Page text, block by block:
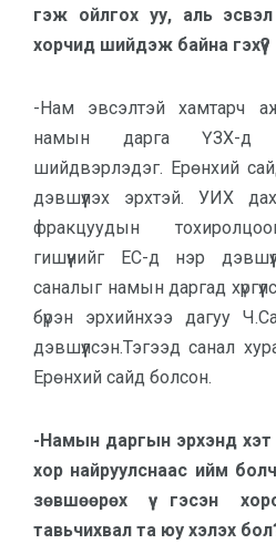
гэж ойлгох уу, аль
хорчид шийдэж байна гэхүү?
-Нам эвсэлтэй хамтарч
намын дарга ҮЗХ-д
шийдвэрлэдэг. Ерөнхий
дэвшүүлэх эрхтэй. УИХ
фракцуудын
гишүүнийг ЕС-д нэр
саналыг намын даргад
бүрэн эрхийнхээ дагуу
дэвшүүлсэн.Тэгээд санал
Ерөнхий сайд болсон.
-Намын даргын эрхэнд хэт
хор найруулснаас ийм
зөвшөөрөх үү гэсэн
тавьчихвал та юу хэлэх